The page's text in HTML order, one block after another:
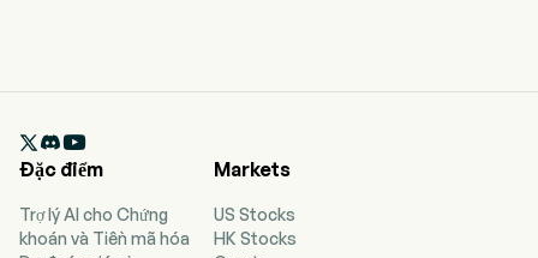

Đặc điểm
Trợ lý AI cho Chứng
khoán và Tiền mã hóa
Markets
US Stocks
HK Stocks